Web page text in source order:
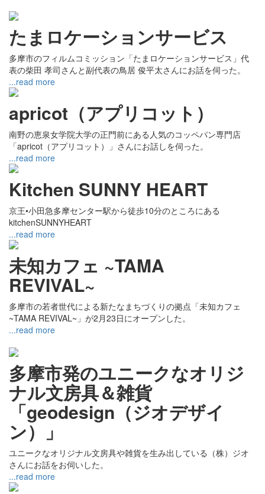
たまロケーションサービス
多摩市のフィルムコミッション「たまロケーションサービス」代
表の柴田 孝司さんと副代表の鳥居 俊平太さんにお話を伺った。
...read more
apricot（アプリコット）
南野の恵泉女学院大学の正門前にある人気のコッペパン専門店
「apricot（アプリコット）」さんにお話しを伺った。
...read more
Kitchen SUNNY HEART
京王•小田急多摩センター駅から徒歩10分のところにある
kitchenSUNNYHEART
...read more
未知カフェ ~TAMA
REVIVAL~
多摩市の若者世代による新たなまちづくりの拠点「未知カフェ
~TAMA REVIVAL~」が2月23日にオープンした。
...read more
多摩市発のユニークなオリジ
ナル文房具＆雑貨
「geodesign（ジオデザイ
ン）」
ユニークなオリジナル文房具や雑貨を生み出している（株）ジオ
さんにお話をお伺いした。
...read more